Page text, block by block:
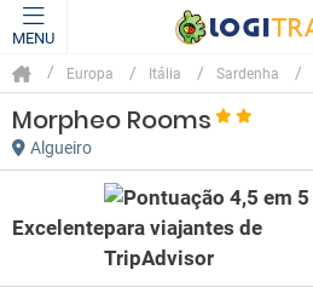
MENU
Europa Itália Sardenha
Morpheo Rooms
Algueiro
Excelente